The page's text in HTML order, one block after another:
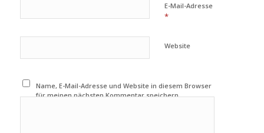
E-Mail-Adresse
*
Website
Name, E-Mail-Adresse und Website in diesem Browser
für meinen nächsten Kommentar speichern.